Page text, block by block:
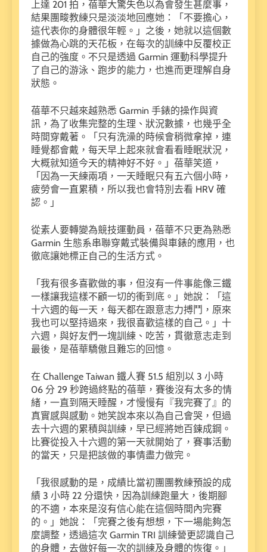
上達 201 拍，蓓華大驚失色以為會發生甚麼事，
結果團畯教練只是淡淡地回應她：「不要擔心，
這代表你的身體很年輕。」之後，她就以這個數
據做為心跳的天花板，在每次的訓練中反覆校正
自己的強度。不只是透過 Garmin 運動科學提升
了自己的游泳、跑步的能力，也進而更理解自身
狀態。
蓓華不只越來越熟悉 Garmin 手錶的操作與資
訊，為了收集完整的生理、狀況數據，也幾乎全
時間穿戴著。「只有洗澡的時候會稍微拿掉，連
睡覺都會戴，每天早上起來就會看看睡眠狀況，
大概就知道今天的精神好不好。」蓓華笑道，
「因為一天練兩項，一天睡眠只有五六個小時，
疲勞會一直累積，所以我也會特別去看 HRV 確
認。」
從素人要轉變為競技運動員，蓓華不只更為熟悉
Garmin 生態系串聯穿戴式裝備與車錶的應用，也
徹底讓她標正自己的生活方式。
「我有很多喜歡做的事，但沒有一件事能像三鐵
一樣讓我這樣不顧一切的衝到底。」她說：「這
十六週的每一天，每天都在跟意志力搏鬥，原來
我也可以堅持過來，我很喜歡這樣的自己。」十
六週，與好友們一塊訓練、吃苦，貫徹意志走到
最後，是蓓華驕傲且難忘的回憶。
在 Challenge Taiwan 鐵人賽 51.5 組別以 3 小時
06 分 29 秒跨過終點的蓓華，賽後沒有太多的情
緒，一直到隔天睡醒，才慢慢有『我完賽了』的
真實感與感動。她笑說本來以為自己會哭，但過
去十六週的累積與訓練，早已經將她百鍊成鋼。
比賽從投入十六週的第一天就開始了，賽事活動
的當天，只是把該做的事情盡力做完。
「我很感動的是，成績比當初團團教練預設的成
績 3 小時 22 分還快，因為訓練跑量大，後期腳
的不適，本來是沒有信心能在這個時間內完賽
的。」她說：「完賽之後有想想，下一場能夠怎
麼調整，透過這次 Garmin TRI 訓練營更認識自己
的身體，去做好每一次的訓練及身體的恢復。」